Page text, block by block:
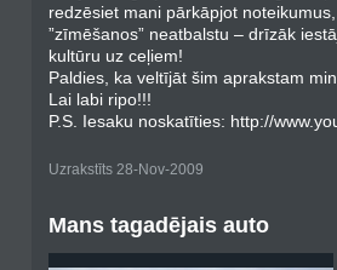
redzēsiet mani pārkāpjot
”zīmēšanos” neatbalstu – drīzāk
kultūru uz ceļiem!
Paldies, ka veltījāt šim aprakstam
Lai labi ripo!!!
P.S. Iesaku noskatīties: http://
Uzrakstīts 28-Nov-2009
Mans tagadējais auto